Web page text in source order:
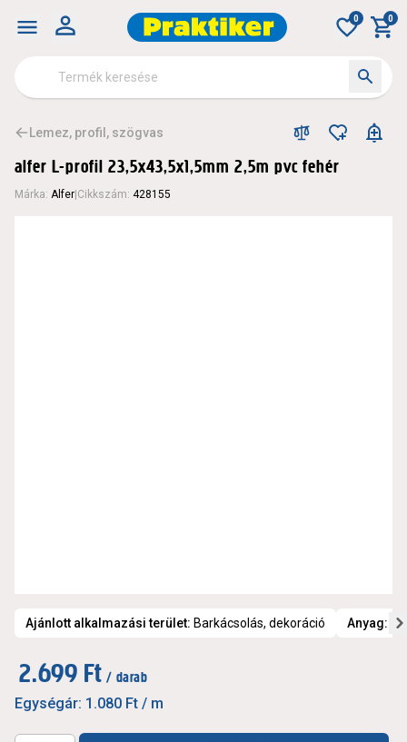
0 0
Lemez, profil, szögvas
alfer L-profil 23,5x43,5x1,5mm 2,5m pvc fehér
Márka: Alfer Cikkszám: 428155
Ajánlott alkalmazási terület: Barkácsolás, dekoráció Anyag:
2.699 Ft / darab
Egységár: 1.080 Ft / m